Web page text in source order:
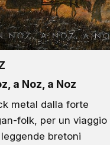
a Noz, a Noz
metal dalla forte
folk, per un viaggio
bretoni